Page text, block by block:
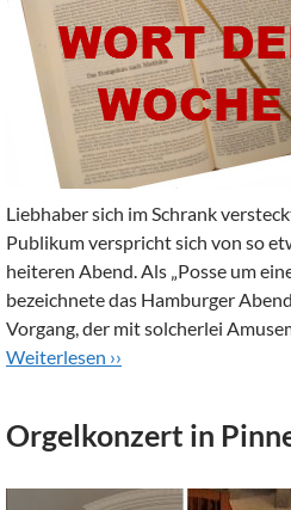
Liebhaber sich im Schrank
Publikum verspricht sich von so
heiteren Abend. Als „Posse um
bezeichnete das Hamburger
Vorgang, der mit solcherlei
Weiterlesen ››
Orgelkonzert in